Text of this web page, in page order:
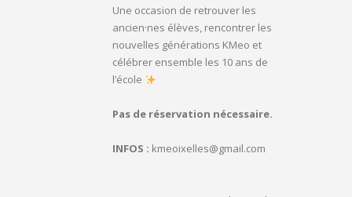
Une occasion de retrouver les
ancien·nes élèves, rencontrer les
nouvelles générations KMeo et
célébrer ensemble les 10 ans de
l’école
Pas de réservation nécessaire.
INFOS : kmeoixelles@gmail.com